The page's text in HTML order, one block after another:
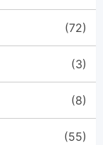
(72)
(3)
(8)
(55)